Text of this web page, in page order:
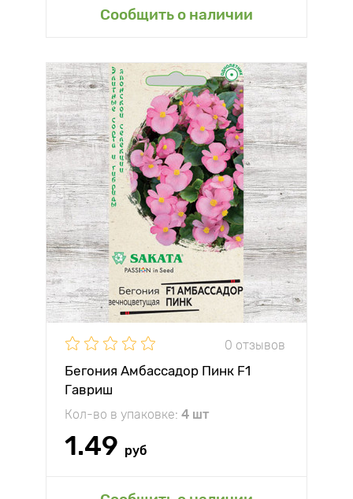
Сообщить о наличии
0 отзывов
Бегония Амбассадор Пинк F1
Гавриш
Кол-во в упаковке: 4 шт
1.49 руб